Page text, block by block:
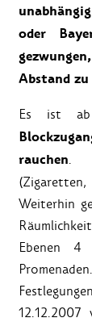
oder
Abstand zu
Es ist ab
rauchen.
Weiterhin
Ebenen
12.12.2007